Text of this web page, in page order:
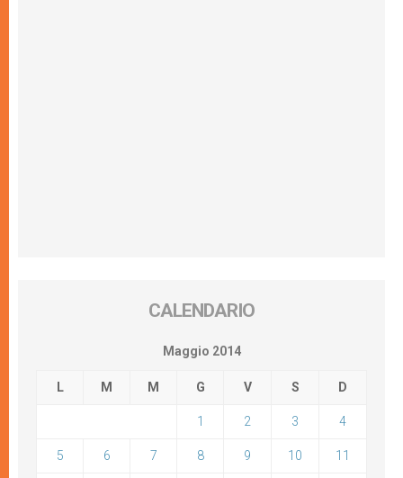
CALENDARIO
Maggio 2014
L M M G V S D
1 2 3 4
5 6 7 8 9 10 11